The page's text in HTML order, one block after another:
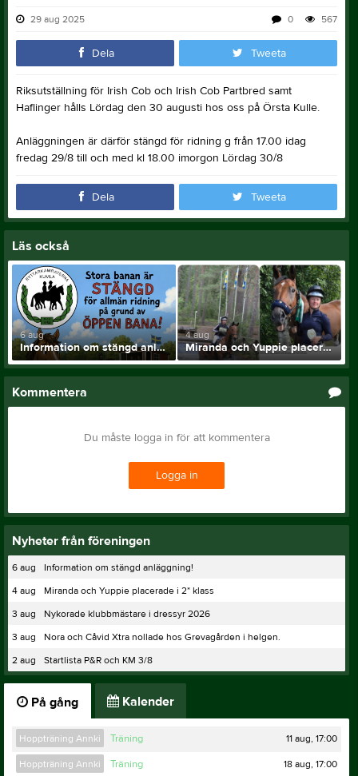
29 aug 2025 567
0
Dela Tweeta
Riksutställning för Irish Cob och Irish Cob Partbred samt
Haflinger hålls Lördag den 30 augusti hos oss på Örsta Kulle.
Anläggningen är därför stängd för ridning g från 17.00 idag
fredag 29/8 till och med kl 18.00 imorgon Lördag 30/8
Dela Tweeta
Läs också
6 aug
Information om stängd anläggning!
4 aug
Miranda och Yuppie placerade i 2* klass
Kommentera
Du måste logga in för att kommentera
Logga in
Nyheter från föreningen
6 aug
Information om stängd anläggning!
4 aug
Miranda och Yuppie placerade i 2* klass
3 aug
Nykorade klubbmästare i dressyr 2026
3 aug
Nora och Cåvid Xtra nollade hos Grevagården i helgen.
2 aug
Startlista P&R och KM 3/8
På gång Kalender
Hoppträning Annki Träning 11 aug, 17:00
Hoppträning Annki Träning 18 aug, 17:00